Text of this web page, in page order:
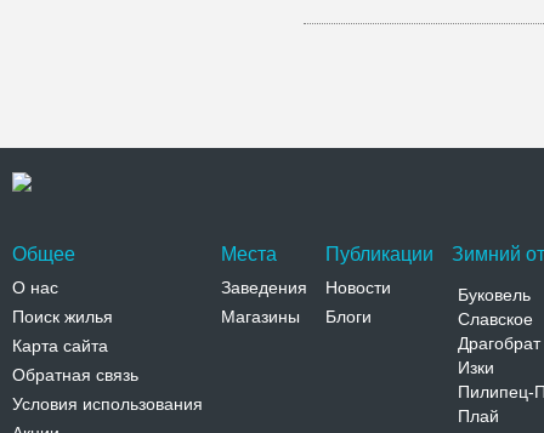
Общее
О нас
Поиск жилья
Карта сайта
Обратная связь
Условия использования
Места
Заведения
Магазины
Публикации
Новости
Блоги
Зимний
Буковель
Славское
Драгобрат
Изки
Пилипец-
Плай